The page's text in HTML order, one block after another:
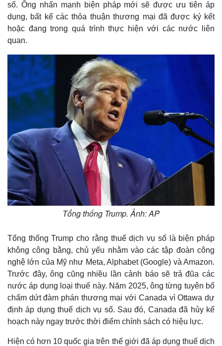
số. Ông nhấn mạnh biện pháp mới sẽ được ưu tiên áp
dụng, bất kể các thỏa thuận thương mại đã được ký kết
hoặc đang trong quá trình thực hiện với các nước liên
quan.
Tổng thống Trump. Ảnh: AP
Tổng thống Trump cho rằng thuế dịch vụ số là biện pháp
không công bằng, chủ yếu nhằm vào các tập đoàn công
nghệ lớn của Mỹ như Meta, Alphabet (Google) và Amazon.
Trước đây, ông cũng nhiều lần cảnh báo sẽ trả đũa các
nước áp dụng loại thuế này. Năm 2025, ông từng tuyên bố
chấm dứt đàm phán thương mại với Canada vì Ottawa dự
định áp dụng thuế dịch vụ số. Sau đó, Canada đã hủy kế
hoạch này ngay trước thời điểm chính sách có hiệu lực.
Hiện có hơn 10 quốc gia trên thế giới đã áp dụng thuế dịch